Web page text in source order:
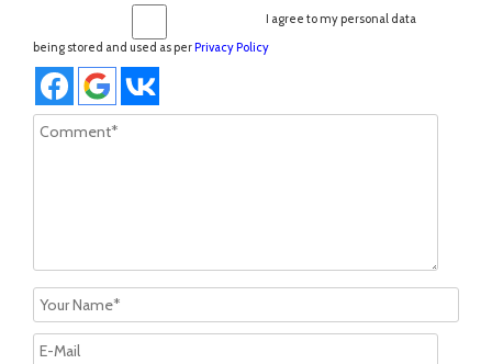
I agree to my personal data
being stored and used as perPrivacy Policy